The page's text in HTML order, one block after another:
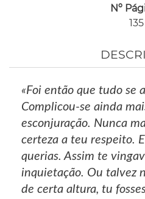
Nº
135
«Foi então que tudo se
Complicou-se ainda
esconjuração. Nunca
certeza a teu respeito.
querias. Assim te
inquietação. Ou talvez
de certa altura, tu